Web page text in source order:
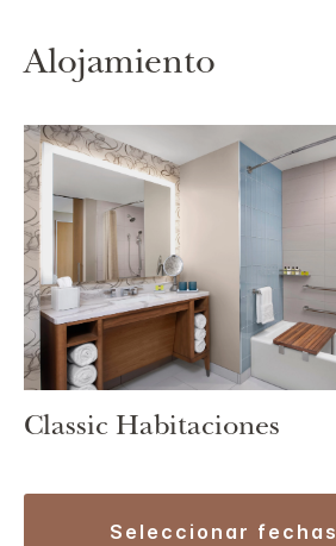
Alojamiento
Classic Habitaciones
seleccionar fechas